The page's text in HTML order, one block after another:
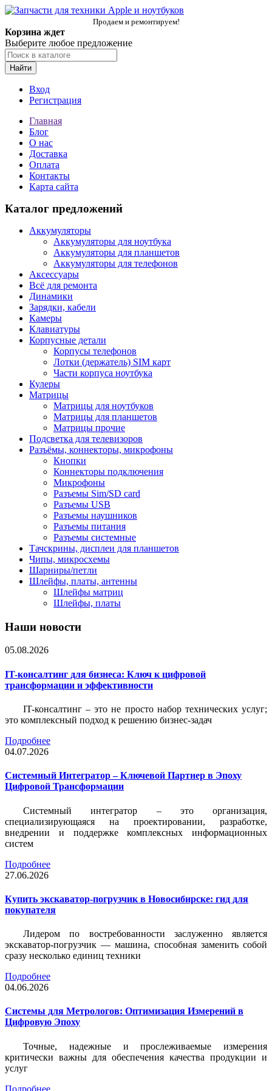
Продаем и ремонтируем!
Корзина ждет
Выберите любое предложение
Найти
Вход
Регистрация
Главная
Блог
О нас
Доставка
Оплата
Контакты
Карта сайта
Каталог предложений
Аккумуляторы
Аккумуляторы для ноутбука
Аккумуляторы для планшетов
Аккумуляторы для телефонов
Аксессуары
Всё для ремонта
Динамики
Зарядки, кабели
Камеры
Клавиатуры
Корпусные детали
Корпусы телефонов
Лотки (держатель) SIM карт
Части корпуса ноутбука
Кулеры
Матрицы
Матрицы для ноутбуков
Матрицы для планшетов
Матрицы прочие
Подсветка для телевизоров
Разъёмы, коннекторы, микрофоны
Кнопки
Коннекторы подключения
Микрофоны
Разъемы Sim/SD card
Разъемы USB
Разъемы наушников
Разъемы питания
Разъемы системные
Тачскрины, дисплеи для планшетов
Чипы, микросхемы
Шарниры/петли
Шлейфы, платы, антенны
Шлейфы матриц
Шлейфы, платы
Наши новости
05.08.2026
IT-консалтинг для бизнеса: Ключ к цифровой
трансформации и эффективности
IT-консалтинг – это не просто набор технических услуг;
это комплексный подход к решению бизнес-задач
Подробнее
04.07.2026
Системный Интегратор – Ключевой Партнер в Эпоху
Цифровой Трансформации
Системный интегратор – это организация,
специализирующаяся на проектировании, разработке,
внедрении и поддержке комплексных информационных
систем
Подробнее
27.06.2026
Купить экскаватор-погрузчик в Новосибирске: гид для
покупателя
Лидером по востребованности заслуженно является
экскаватор-погрузчик — машина, способная заменить собой
сразу несколько единиц техники
Подробнее
04.06.2026
Системы для Метрологов: Оптимизация Измерений в
Цифровую Эпоху
Точные, надежные и прослеживаемые измерения
критически важны для обеспечения качества продукции и
услуг
Подробнее